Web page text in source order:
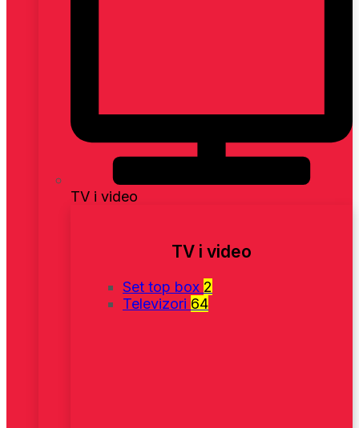
TV i video
TV i video
Set top box 2
Televizori 64